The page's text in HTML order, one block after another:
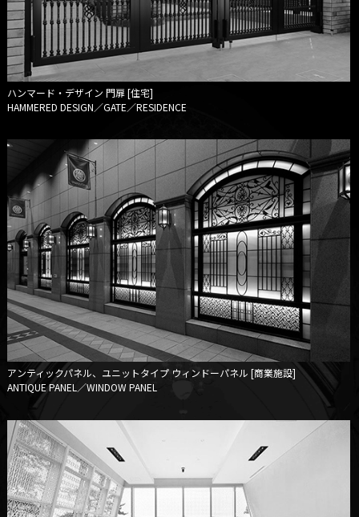
ハンマード・デザイン 門扉 [住宅]
HAMMERED DESIGN／GATE／RESIDENCE
アンティックパネル、ユニットタイプ ウィンドーパネル [商業施設]
ANTIQUE PANEL／WINDOW PANEL